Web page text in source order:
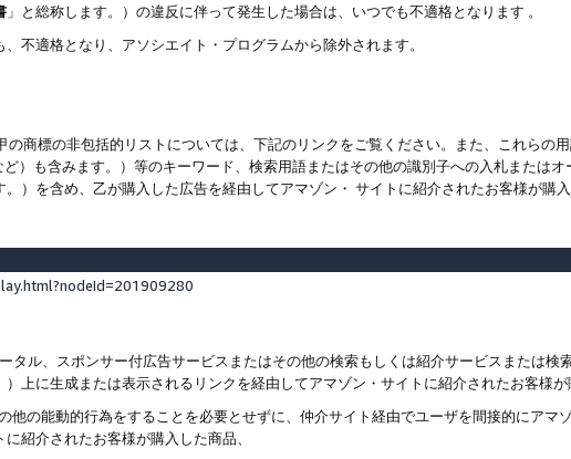
」と総称します。）の違反に伴って発生した場合は、いつでも不適格となります 。
不適格となり、アソシエイト・プログラムから除外されます。
商標の非包括的リストについては、下記のリンクをご覧ください。また、これらの
）も含みます。）等のキーワード、検索用語またはその他の識別子への入札または
。）を含め、乙が購入した広告を経由してアマゾン・ サイトに紹介されたお客様が購入
タル、スポンサー付広告サービスまたはその他の検索もしくは紹介サービスまたは検
）上に生成または表示されるリンクを経由してアマゾン・サイトに紹介されたお客様が
の能動的行為をすることを必要とせずに、仲介サイト経由でユーザを間接的にアマ
紹介されたお客様が購入した商品、